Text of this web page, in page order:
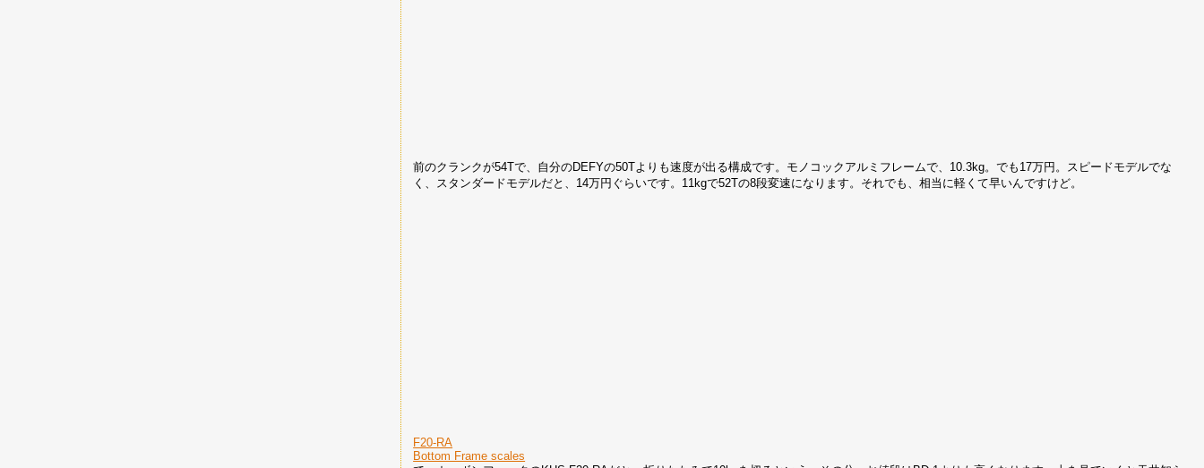
前のクランクが54Tで、自分のDEFYの50Tよりも速度が出る構成です。モノコックアルミフレームで、10.3kg。でも17万円。スピードモデルでな
く、スタンダードモデルだと、14万円ぐらいです。11kgで52Tの8段変速になります。それでも、相当に軽くて早いんですけど。
F20-RA
Bottom Frame scales